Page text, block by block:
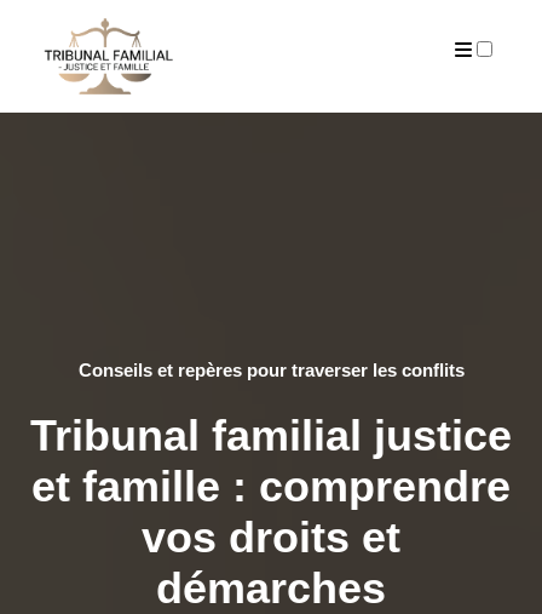
A PROPOS
Conseils et repères pour traverser les conflits
Tribunal familial justice
et famille : comprendre
vos droits et
démarches